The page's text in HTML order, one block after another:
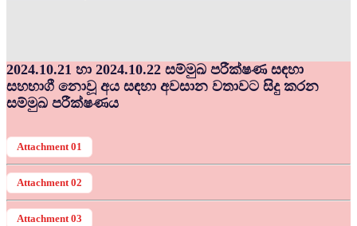
2024.10.21 හා 2024.10.22 සම්මුඛ පරීක්ෂණ සඳහා
සහභාගී නොවූ අය සඳහා අවසාන වතාවට සිදු කරන
සම්මුඛ පරීක්ෂණය
Attachment 01
Attachment 02
Attachment 03